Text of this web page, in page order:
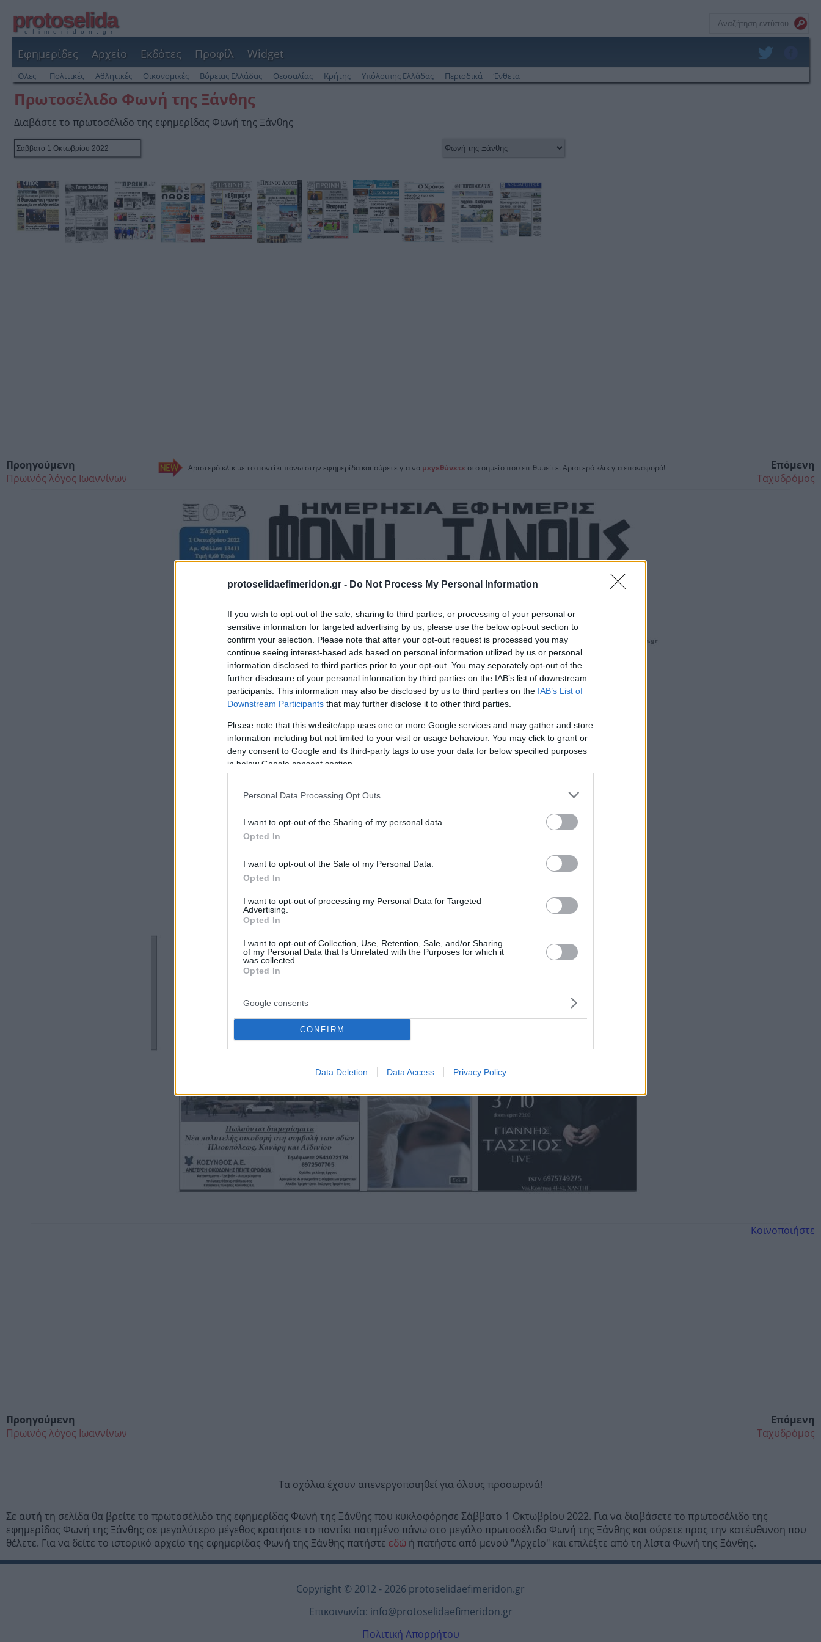
protoselidaefimeridon.gr - Do Not Process My Personal Information
If you wish to opt-out of the sale, sharing to third parties, or processing of your personal or
sensitive information for targeted advertising by us, please use the below opt-out section to
confirm your selection. Please note that after your opt-out request is processed you may
continue seeing interest-based ads based on personal information utilized by us or personal
information disclosed to third parties prior to your opt-out. You may separately opt-out of the
further disclosure of your personal information by third parties on the IAB’s list of downstream
participants. This information may also be disclosed by us to third parties on the IAB’s List of
Downstream Participants that may further disclose it to other third parties.
Please note that this website/app uses one or more Google services and may gather and store
information including but not limited to your visit or usage behaviour. You may click to grant or
deny consent to Google and its third-party tags to use your data for below specified purposes
in below Google consent section.
Personal Data Processing Opt Outs
I want to opt-out of the Sharing of my personal data.
Opted In
I want to opt-out of the Sale of my Personal Data.
Opted In
I want to opt-out of processing my Personal Data for Targeted
Advertising.
Opted In
I want to opt-out of Collection, Use, Retention, Sale, and/or Sharing
of my Personal Data that Is Unrelated with the Purposes for which it
was collected.
Opted In
Google consents
CONFIRM
Data Deletion Data Access Privacy Policy
protoselida
efimeridon.gr
Εφημερίδες Αρχείο Εκδότες Προφίλ Widget
Όλες Πολιτικές Αθλητικές Οικονομικές Βόρειας Ελλάδας Θεσσαλίας Κρήτης Υπόλοιπης Ελλάδας Περιοδικά Ένθετα
Πρωτοσέλιδο Φωνή της Ξάνθης
Διαβάστε το πρωτοσέλιδο της εφημερίδας Φωνή της Ξάνθης
Αριστερό κλικ με το ποντίκι πάνω στην εφημερίδα και σύρετε για να μεγεθύνετε στο σημείο που επιθυμείτε. Αριστερό κλικ για επαναφορά!
Προηγούμενη
Πρωινός λόγος Ιωαννίνων
Επόμενη
Ταχυδρόμος
Κοινοποιήστε
Προηγούμενη
Πρωινός λόγος Ιωαννίνων
Επόμενη
Ταχυδρόμος
Τα σχόλια έχουν απενεργοποιηθεί για όλους προσωρινά!
Σε αυτή τη σελίδα θα βρείτε το πρωτοσέλιδο της εφημερίδας Φωνή της Ξάνθης που κυκλοφόρησε Σάββατο 1 Οκτωβρίου 2022. Για να διαβάσετε το πρωτοσέλιδο της
εφημερίδας Φωνή της Ξάνθης σε μεγαλύτερο μέγεθος κρατήστε το ποντίκι πατημένο πάνω στο μεγάλο πρωτοσέλιδο Φωνή της Ξάνθης και σύρετε προς την κατέυθυνση που
θέλετε. Για να δείτε το ιστορικό αρχείο της εφημερίδας Φωνή της Ξάνθης πατήστε εδώ ή πατήστε από μενού "Αρχείο" και επιλέξτε από τη λίστα Φωνή της Ξάνθης.
Copyright © 2012 - 2026 protoselidaefimeridon.gr
Επικοινωνία: info@protoselidaefimeridon.gr
Πολιτική Απορρήτου